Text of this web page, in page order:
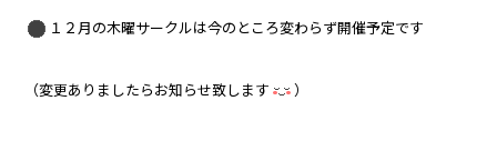
１２月の木曜サークルは今のところ変わらず開催予定です
（変更ありましたらお知らせ致します ）